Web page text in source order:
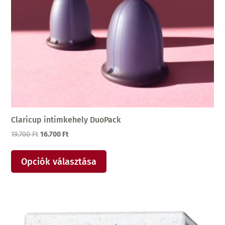
Claricup intimkehely DuoPack
19.700Ft Original
was:
19.700 Ft.
16.700 FtCurrent
is:
16.700 Ft.
Opciók választása